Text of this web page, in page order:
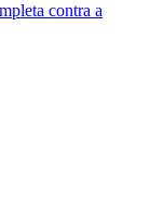
contra a